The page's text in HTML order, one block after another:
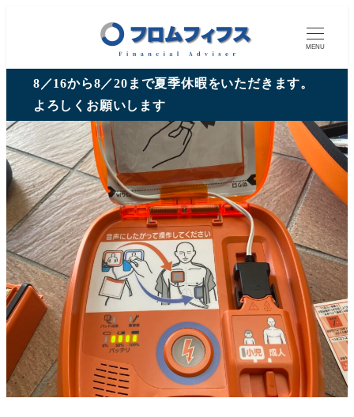
MENU
8／16から8／20まで夏季休暇をいただきます。
よろしくお願いします